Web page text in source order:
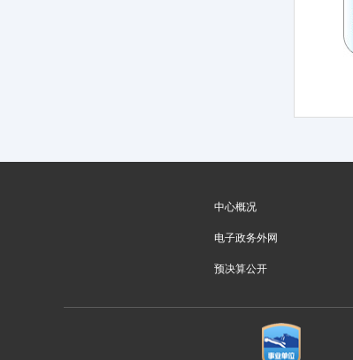
中心概况
电子政务外网
预决算公开